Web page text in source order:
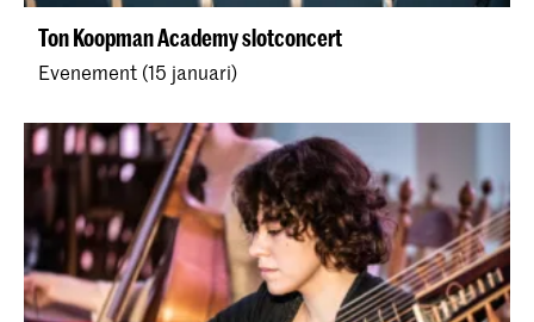
Ton Koopman Academy slotconcert
Evenement (15 januari)